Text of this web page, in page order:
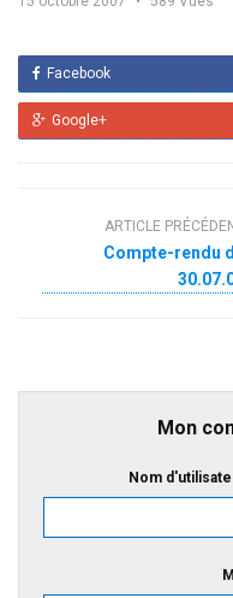
Facebook
Google+
ARTICLE
Compte-rendu
Mon
Nom